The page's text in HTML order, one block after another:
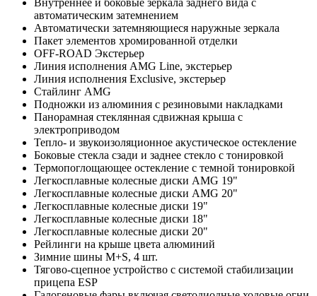
автоматическим затемнением
Автоматически затемняющиеся наружные зеркала
Пакет элементов хромированной отделки
OFF-ROAD Экстерьер
Линия исполнения AMG Line, экстерьер
Линия исполнения Exclusive, экстерьер
Стайлинг AMG
Подножки из алюминия с резиновыми накладками
Панорамная стеклянная сдвижная крыша с
электроприводом
Тепло- и звукоизоляционное акустическое остекление
Боковые стекла сзади и заднее стекло с тонировкой
Термопоглощающее остекление с темной тонировкой
Легкосплавные колесные диски AMG 19"
Легкосплавные колесные диски AMG 20"
Легкосплавные колесные диски 19"
Легкосплавные колесные диски 18"
Легкосплавные колесные диски 20"
Рейлинги на крыше цвета алюминий
Зимние шины M+S, 4 шт.
Тягово-сцепное устройство с системой стабилизации
прицепа ESP